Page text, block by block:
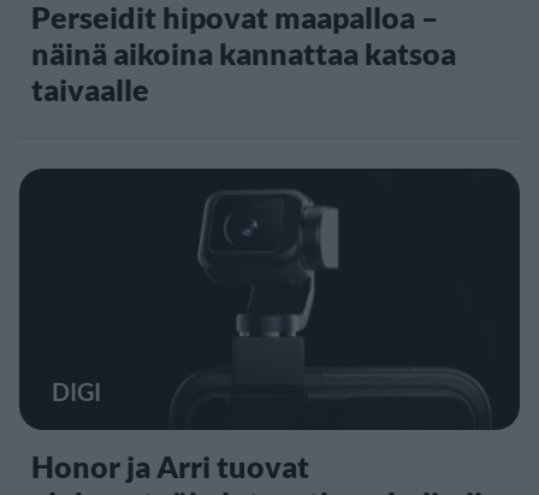
Perseidit hipovat maapalloa –
näinä aikoina kannattaa katsoa
taivaalle
DIGI
Honor ja Arri tuovat